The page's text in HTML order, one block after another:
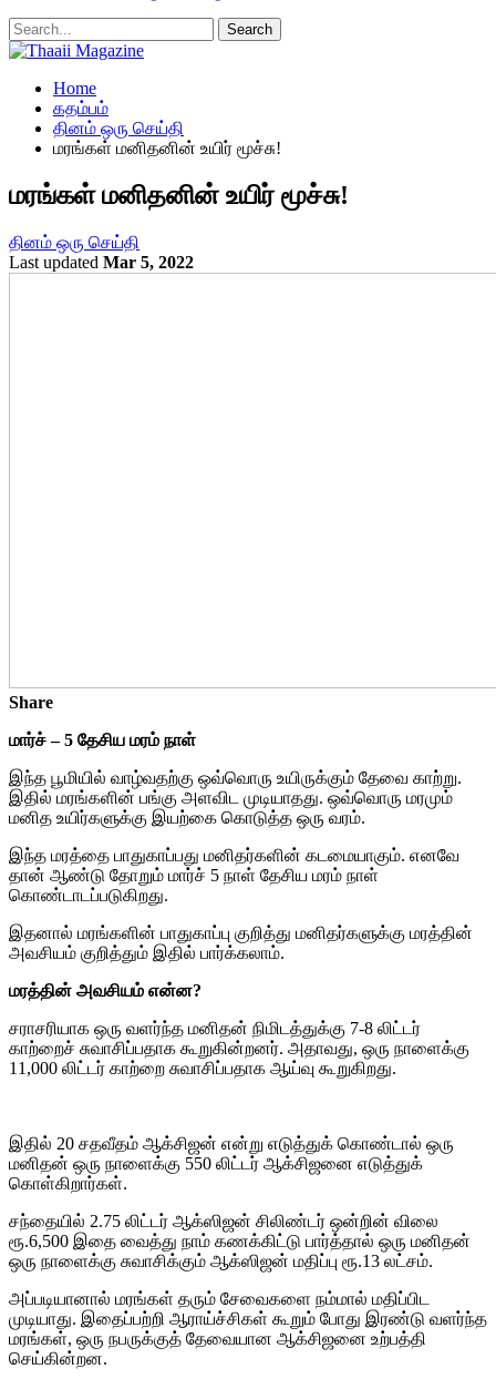
Home
கதம்பம்
தினம் ஒரு செய்தி
மரங்கள் மனிதனின் உயிர் மூச்சு!
மரங்கள் மனிதனின் உயிர் மூச்சு!
தினம் ஒரு செய்தி
Last updated Mar 5, 2022
Share
மார்ச் – 5 தேசிய மரம் நாள்
இந்த பூமியில் வாழ்வதற்கு ஒவ்வொரு உயிருக்கும் தேவை காற்று.
இதில் மரங்களின் பங்கு அளவிட முடியாதது. ஒவ்வொரு மரமும்
மனித உயிர்களுக்கு இயற்கை கொடுத்த ஒரு வரம்.
இந்த மரத்தை பாதுகாப்பது மனிதர்களின் கடமையாகும். எனவே
தான் ஆண்டு தோறும் மார்ச் 5 நாள் தேசிய மரம் நாள்
கொண்டாடப்படுகிறது.
இதனால் மரங்களின் பாதுகாப்பு குறித்து மனிதர்களுக்கு மரத்தின்
அவசியம் குறித்தும் இதில் பார்க்கலாம்.
மரத்தின் அவசியம் என்ன?
சராசரியாக ஒரு வளர்ந்த மனிதன் நிமிடத்துக்கு 7-8 லிட்டர்
காற்றைச் சுவாசிப்பதாக கூறுகின்றனர். அதாவது, ஒரு நாளைக்கு
11,000 லிட்டர் காற்றை சுவாசிப்பதாக ஆய்வு கூறுகிறது.
இதில் 20 சதவீதம் ஆக்சிஜன் என்று எடுத்துக் கொண்டால் ஒரு
மனிதன் ஒரு நாளைக்கு 550 லிட்டர் ஆக்சிஜனை எடுத்துக்
கொள்கிறார்கள்.
சந்தையில் 2.75 லிட்டர் ஆக்ஸிஜன் சிலிண்டர் ஒன்றின் விலை
ரூ.6,500 இதை வைத்து நாம் கணக்கிட்டு பார்த்தால் ஒரு மனிதன்
ஒரு நாளைக்கு சுவாசிக்கும் ஆக்ஸிஜன் மதிப்பு ரூ.13 லட்சம்.
அப்படியானால் மரங்கள் தரும் சேவைகளை நம்மால் மதிப்பிட
முடியாது. இதைப்பற்றி ஆராய்ச்சிகள் கூறும் போது இரண்டு வளர்ந்த
மரங்கள், ஒரு நபருக்குத் தேவையான ஆக்சிஜனை உற்பத்தி
செய்கின்றன.